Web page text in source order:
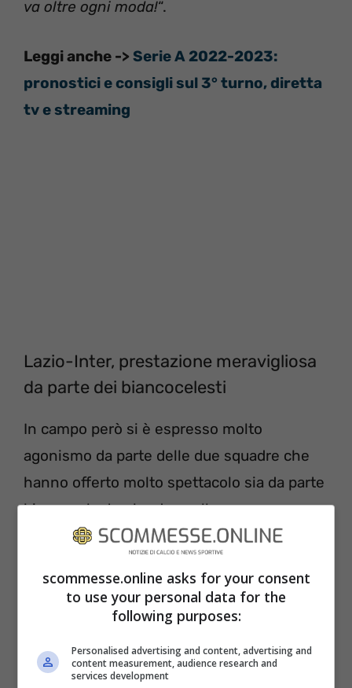
va oltre ogni moda!“.
Leggi anche -> Serie A 2022-2023:
pronostici e consigli sul 3° turno, diretta
tv e streaming
Lazio-Inter, prestazione meravigliosa
da parte dei biancocelesti
In campo però si è espresso molto
agonismo da parte delle due squadre che
hanno offerto molto spettacolo sia da parte
biancoceleste che da quella nerazzurra.
scommesse.online asks for your consent
to use your personal data for the
following purposes:
Personalised advertising and content, advertising and
content measurement, audience research and
services development